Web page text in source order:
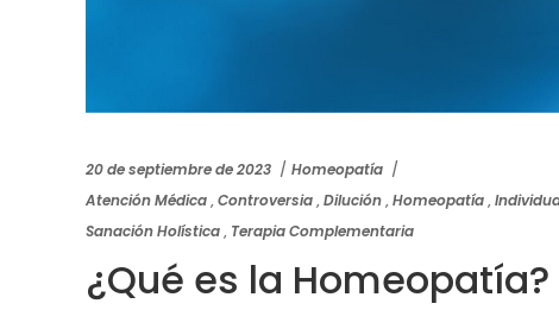
20 de septiembre de 2023
Homeopatía
Atención Médica,Controversia,Dilución,Homeopatía,
Sanación Holística, Terapia Complementaria
¿Qué es la